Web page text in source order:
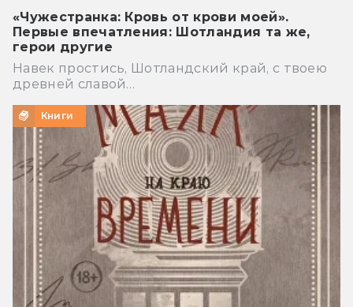
«Чужестранка: Кровь от крови моей».
Первые впечатления: Шотландия та же,
герои другие
Навек простись, Шотландский край, с твоею
древней славой…
Книги